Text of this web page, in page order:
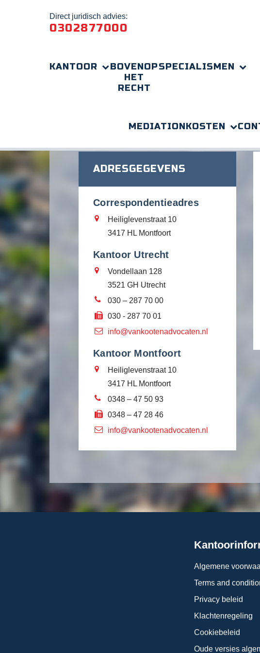
KANTOOR
BOVENOP
HET
RECHT
SPECIALISMEN
MEDIATIONKOSTEN
Direct juridisch advies:
0302877000
ADRESGEGEVENS
Correspondentieadres
Heiliglevenstraat 10
3417 HL Montfoort
Kantoor Utrecht
Vondellaan 128
3521 GH Utrecht
030 – 287 70 00
030 - 287 70 01
info@vankootenadvocaten.nl
Kantoor Montfoort
Heiliglevenstraat 10
3417 HL Montfoort
0348 – 47 50 93
0348 – 47 28 46
info@vankootenadvocaten.nl
Algemene
Terms and
Privacy beleid
Klachtenregeling
Cookiebeleid
Oude versies